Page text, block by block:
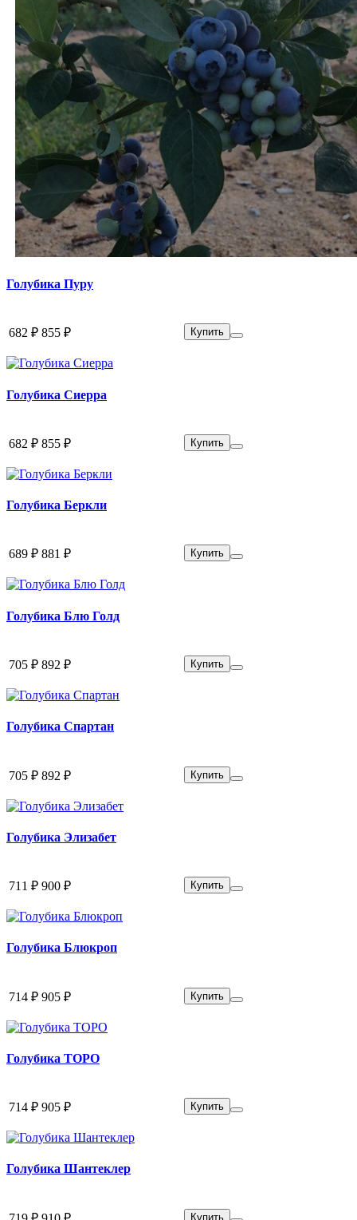
Голубика Пуру
682 ₽ 855 ₽ Купить
Голубика Сиерра
682 ₽ 855 ₽ Купить
Голубика Беркли
689 ₽ 881 ₽ Купить
Голубика Блю Голд
705 ₽ 892 ₽ Купить
Голубика Спартан
705 ₽ 892 ₽ Купить
Голубика Элизабет
711 ₽ 900 ₽ Купить
Голубика Блюкроп
714 ₽ 905 ₽ Купить
Голубика ТОРО
714 ₽ 905 ₽ Купить
Голубика Шантеклер
Купить